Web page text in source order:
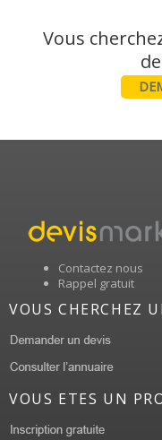
Vous
Contactez nous
Rappel gratuit
VOUS CHERCHEZ
VOUS ETES UN